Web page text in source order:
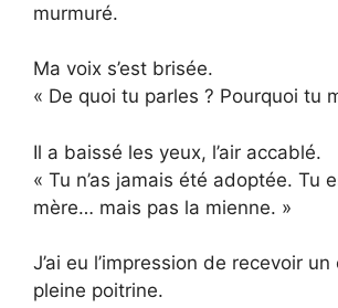
murmuré.
Ma voix s’est brisée.
« De quoi tu parles ? Pourquoi tu
Il a baissé les yeux, l’air accablé.
« Tu n’as jamais été adoptée. Tu
mère… mais pas la mienne. »
J’ai eu l’impression de recevoir un
pleine poitrine.